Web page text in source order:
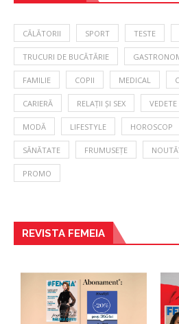
CĂLĂTORII SPORT TESTE
TRUCURI DE BUCĂTĂRIE
FAMILIE COPII MEDICAL
CARIERĂ RELAȚII ȘI SEX VEDETE
MODĂ LIFESTYLE HOROSCOP
SĂNĂTATE FRUMUSEȚE
PROMO
REVISTA FEMEIA